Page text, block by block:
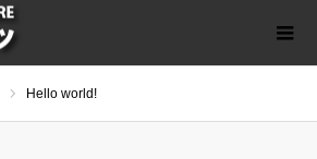
Hello world!